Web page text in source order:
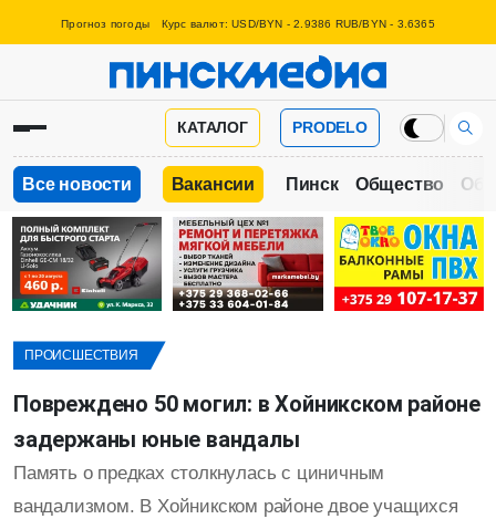
Прогноз погоды Курс валют: USD/BYN - 2.9386 RUB/BYN - 3.6365
КАТАЛОГ PRODELO
Все новости Вакансии Пинск Общество
ПРОИСШЕСТВИЯ
Повреждено 50 могил: в Хойникском районе
задержаны юные вандалы
Память о предках столкнулась с циничным
вандализмом. В Хойникском районе двое учащихся